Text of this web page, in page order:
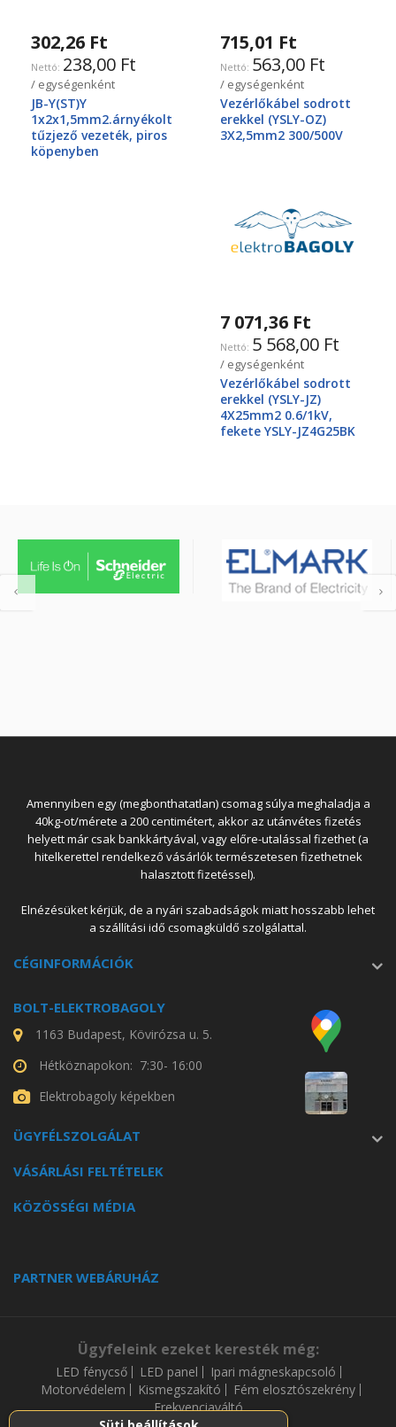
302,26 Ft
238,00 Ft
/ egységenként
JB-Y(ST)Y
1x2x1,5mm2.árnyékolt
tűzjező vezeték, piros
köpenyben
715,01 Ft
563,00 Ft
/ egységenként
Vezérlőkábel sodrott
erekkel (YSLY-OZ)
3X2,5mm2 300/500V
7 071,36 Ft
5 568,00 Ft
/ egységenként
Vezérlőkábel sodrott
erekkel (YSLY-JZ)
4X25mm2 0.6/1kV,
fekete YSLY-JZ4G25BK
Amennyiben egy (megbonthatatlan) csomag súlya meghaladja a
40kg-ot/mérete a 200 centimétert, akkor az utánvétes fizetés
helyett már csak bankkártyával, vagy előre-utalással fizethet (a
hitelkerettel rendelkező vásárlók természetesen fizethetnek
halasztott fizetéssel).
Elnézésüket kérjük, de a nyári szabadságok miatt hosszabb lehet
a szállítási idő csomagküldő szolgálattal.
CÉGINFORMÁCIÓK
BOLT-ELEKTROBAGOLY
1163 Budapest, Kövirózsa u. 5.
Hétköznapokon: 7:30- 16:00
Elektrobagoly képekben
ÜGYFÉLSZOLGÁLAT
VÁSÁRLÁSI FELTÉTELEK
KÖZÖSSÉGI MÉDIA
PARTNER WEBÁRUHÁZ
Ügyfeleink ezeket keresték még:
LED fénycső LED panel
Ipari mágneskapcsoló
Motorvédelem
Kismegszakító
Fém elosztószekrény
Frekvenciaváltó